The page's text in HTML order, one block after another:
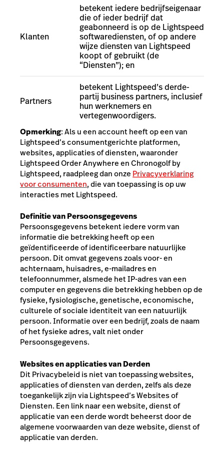
Klanten
betekent iedere bedrijfseigenaar
die of ieder bedrijf dat
geabonneerd is op de Lightspeed
softwarediensten, of op andere
wijze diensten van Lightspeed
koopt of gebruikt (de
“Diensten”); en
Partners
betekent Lightspeed’s derde-
partij business partners, inclusief
hun werknemers en
vertegenwoordigers.
Opmerking:Als u een account heeft op een van
Lightspeed’s consumentgerichte platformen,
websites, applicaties of diensten, waaronder
Lightspeed Order Anywhere en Chronogolf by
Lightspeed, raadpleeg dan onze Privacyverklaring
voor consumenten, die van toepassing is op uw
interacties met Lightspeed.
Definitie van Persoonsgegevens
Persoonsgegevens betekent iedere vorm van
informatie die betrekking heeft op een
geïdentificeerde of identificeerbare natuurlijke
persoon. Dit omvat gegevens zoals voor- en
achternaam, huisadres, e-mailadres en
telefoonnummer, alsmede het IP-adres van een
computer en gegevens die betrekking hebben op de
fysieke, fysiologische, genetische, economische,
culturele of sociale identiteit van een natuurlijk
persoon. Informatie over een bedrijf, zoals de naam
of het fysieke adres, valt niet onder
Persoonsgegevens.
Websites en applicaties van Derden
Dit Privacybeleid is niet van toepassing websites,
applicaties of diensten van derden, zelfs als deze
toegankelijk zijn via Lightspeed’s Websites of
Diensten. Een link naar een website, dienst of
applicatie van een derde wordt beheerst door de
algemene voorwaarden van deze website, dienst of
applicatie van derden.